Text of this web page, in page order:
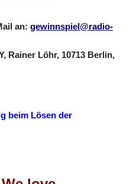
an: gewinnspiel@radio-
Rainer Löhr, 10713 Berlin,
beim Lösen der